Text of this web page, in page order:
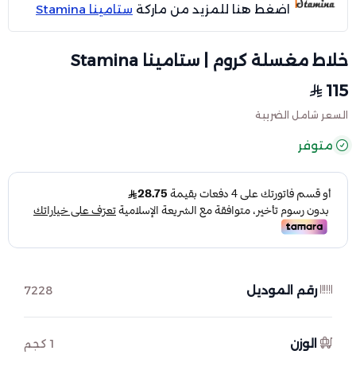
اضغط هنا للمزيد من ماركة ستامينا Stamina
خلاط مغسلة كروم | ستامينا Stamina
115
السعر شامل الضريبة
متوفر
رقم الموديل 7228
الوزن 1 كجم